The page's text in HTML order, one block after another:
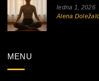
ledna 1, 2026
Alena
MENU